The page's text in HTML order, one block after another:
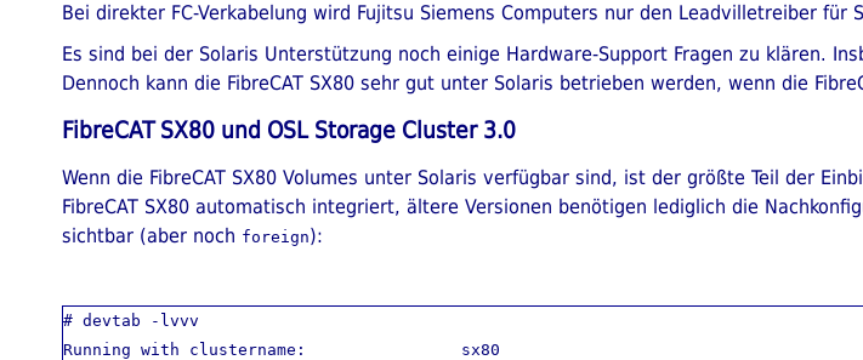
Bei direkter FC-Verkabelung wird Fujitsu Siemens Computers nur den Leadvilletreiber für
Es sind bei der Solaris Unterstützung noch einige Hardware-Support Fragen zu klären.
Dennoch kann die FibreCAT SX80 sehr gut unter Solaris betrieben werden, wenn die
FibreCAT SX80 und OSL Storage Cluster 3.0
Wenn die FibreCAT SX80 Volumes unter Solaris verfügbar sind, ist der größte Teil der
FibreCAT SX80 automatisch integriert, ältere Versionen benötigen lediglich die
sichtbar (aber noch foreign):
# devtab -lvvv
Running with clustername:                sx80